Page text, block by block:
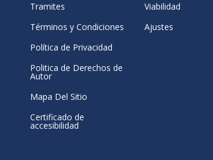
Tramites
Términos y Condiciones
Política de Privacidad
Politica de Derechos de
Autor
Mapa Del Sitio
Certificado de
accesibilidad
Viabilidad
Ajustes